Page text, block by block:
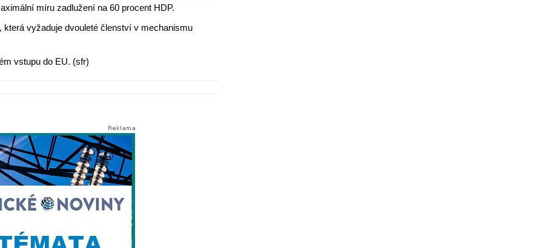
míru zadlužení na 60 procent HDP.
vyžaduje dvouleté členství v mechanismu
vstupu do EU. (sfr)